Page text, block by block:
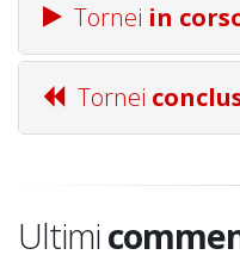
Tornei in
Tornei
Ultimi